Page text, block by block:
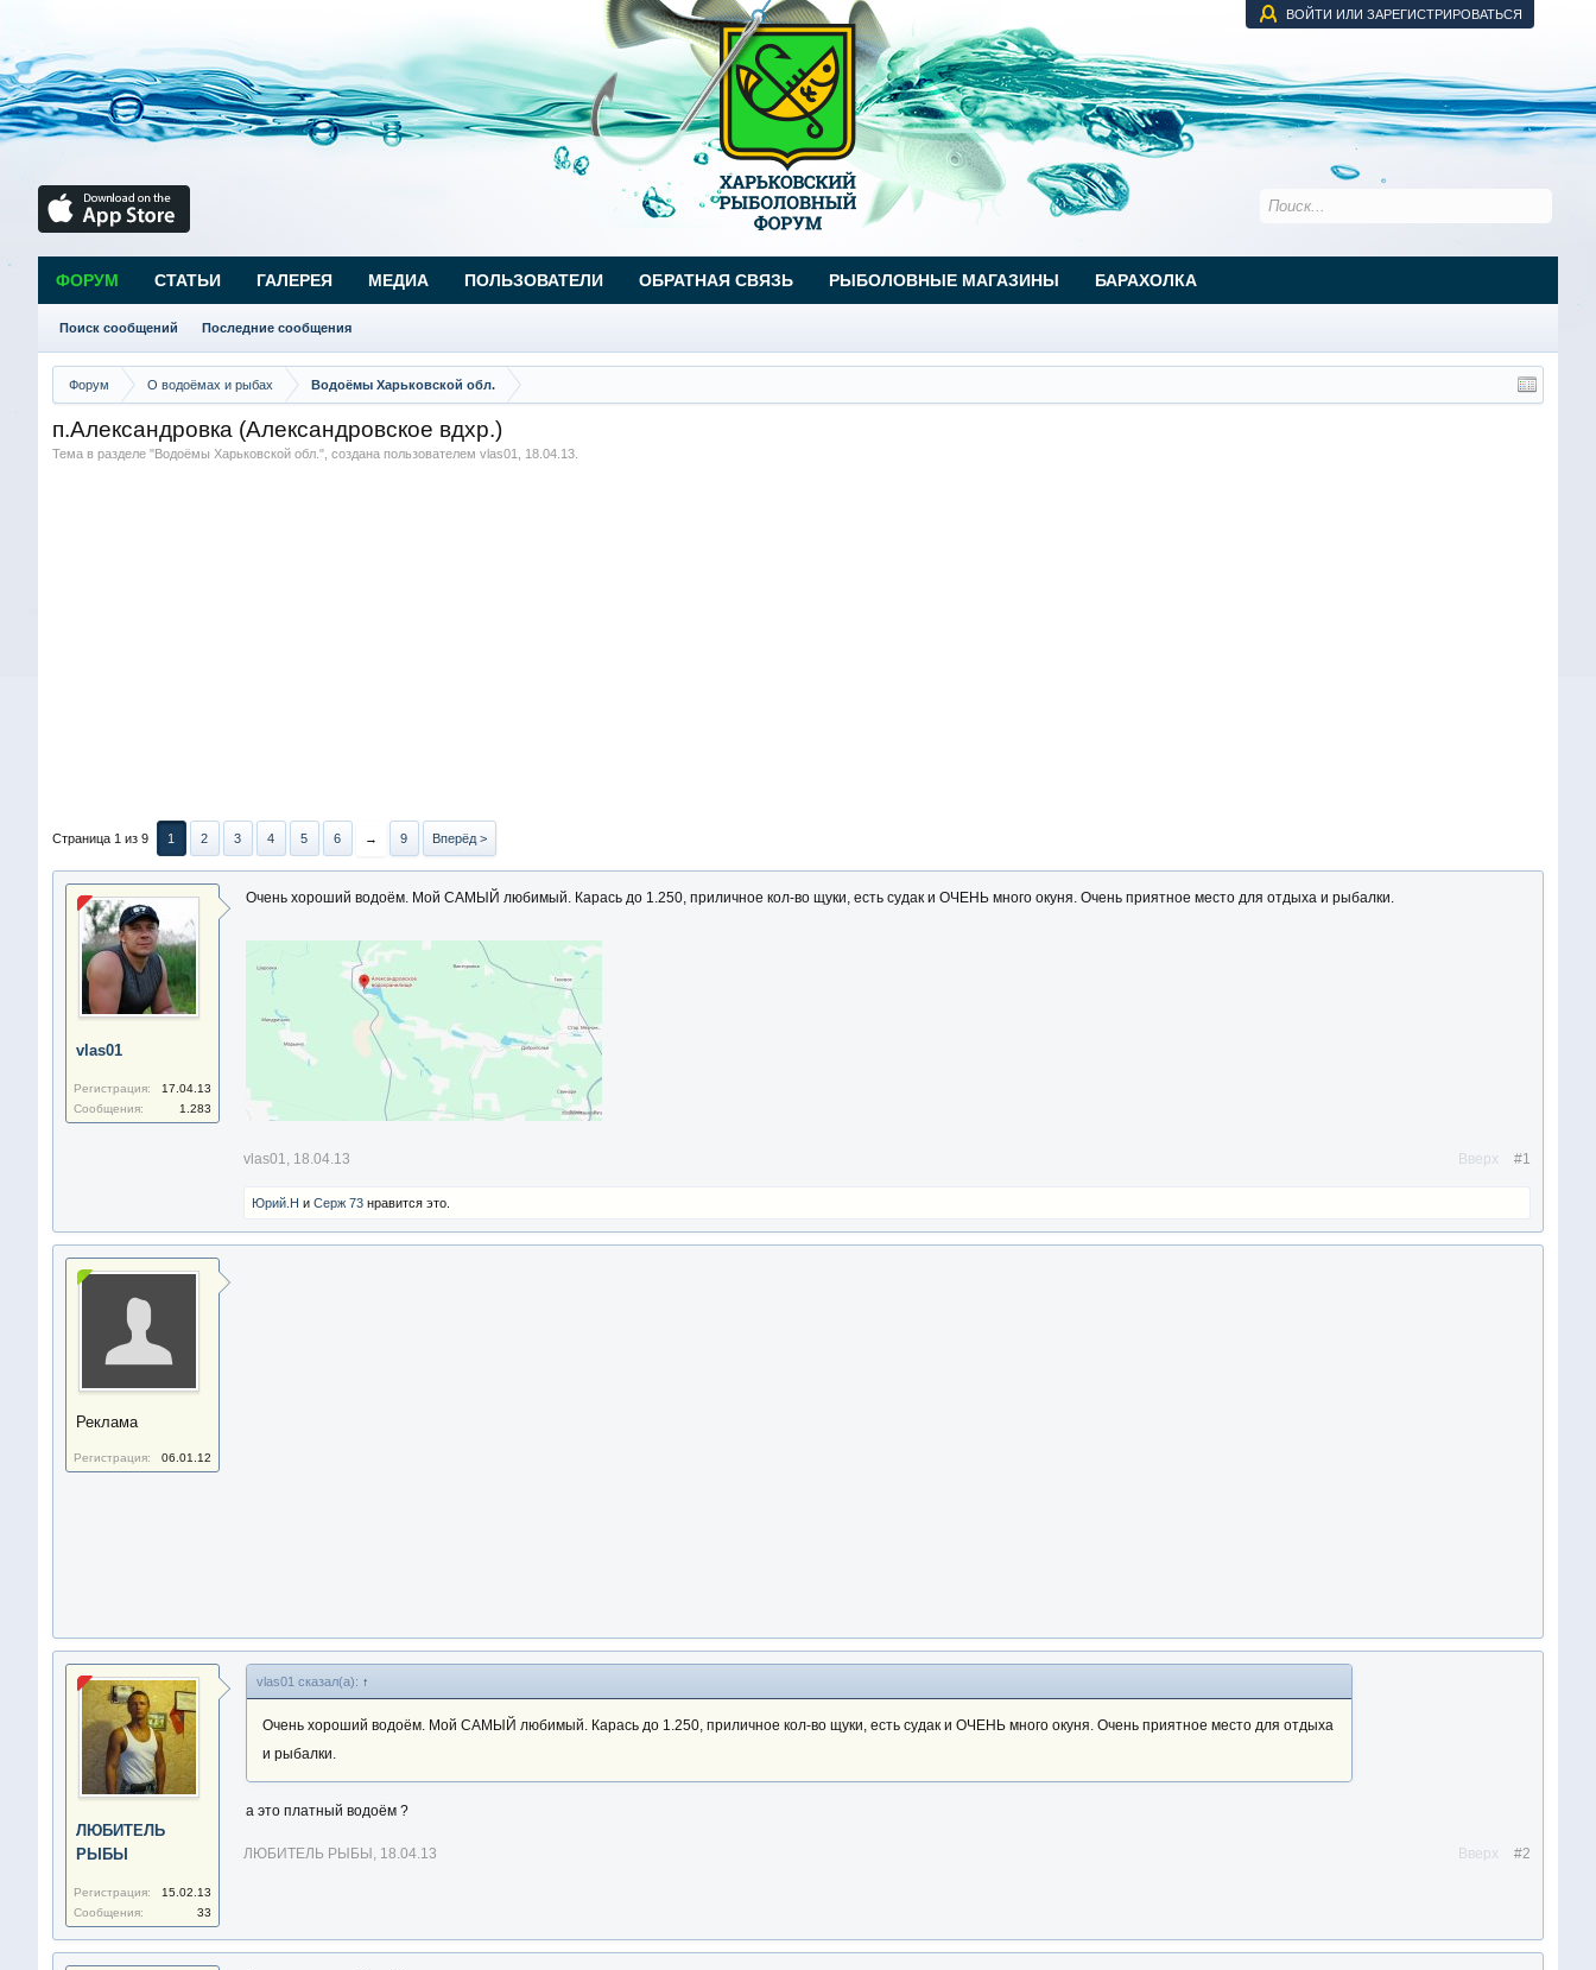
ВОЙТИ ИЛИ ЗАРЕГИСТРИРОВАТЬСЯ
Форум О водоёмах и рыбах Водоёмы Харьковской обл.
п.Александровка (Александровское вдхр.)
Тема в разделе "Водоёмы Харьковской обл. ", создана пользователем vlas01 18.04.13.
Страница 1 из 9 1 2 3 4 5 6 → 9 Вперёд >
vlas01
Регистрация:
17.04.13
Сообщения:
1.283
Очень хороший водоём. Мой САМЫЙ любимый. Карась до 1.250, приличное кол-во щуки, есть судак и ОЧЕНЬ много окуня. Очень приятное место для отдыха и рыбалки.
vlas01, 18.04.13 #1
Вверх
Юрий.Н и Серж 73нравится это.
Реклама
Регистрация: 06.01.12
ЛЮБИТЕЛЬ
РЫБЫ
Регистрация:
15.02.13
Сообщения:
33
vlas01 сказал(а): ↑
Очень хороший водоём. Мой САМЫЙ любимый. Карась до 1.250, приличное кол-во щуки, есть судак и ОЧЕНЬ много окуня. Очень приятное место для отдыха
и рыбалки.
а это платный водоём ?
ЛЮБИТЕЛЬ РЫБЫ , 18.04.13 #2
Вверх
ФОРУМ
Поиск сообщений Последние сообщения
СТАТЬИ ГАЛЕРЕЯ МЕДИА ПОЛЬЗОВАТЕЛИ ОБРАТНАЯ СВЯЗЬ РЫБОЛОВНЫЕ МАГАЗИНЫ БАРАХОЛКА